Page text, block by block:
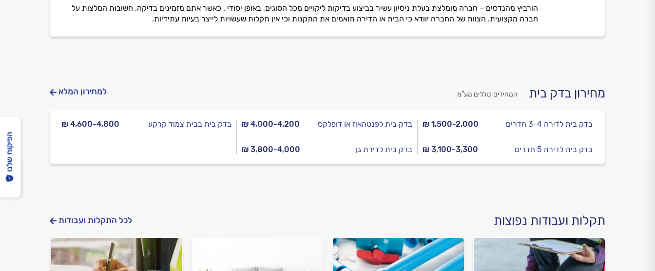
הורביץ מהנדסים – חברה מומלצת בעלת ניסיון עשיר בביצוע בדיקות ליקויים מכל הסוגים, באופן יסודי . כאשר אתם מזמינים בדיקה, חשובות המלצות על
חברה מקצועית. הצוות של החברה יוודא כי הבית או הדירה תואמים את התקנות וכי אין תקלות שעשויות לייצר בעיות עתידיות.
מחירון בדק בית המחירים כוללים מע”מ למחירון המלא
₪ 1,500-2,000 בדק בית לדירה 3-4 חדרים
₪ 3,100-3,300 בדק בית לדירת 5 חדרים
₪ 4,000-4,200 בדק בית לפנטהאוז או דופלקס
₪ 3,800-4,000 בדק בית לדירת גן
₪ 4,600-4,800 בדק בית בבית צמוד קרקע
תקלות ועבודות נפוצות לכל התקלות ועבודות
הפיקוח שלנו